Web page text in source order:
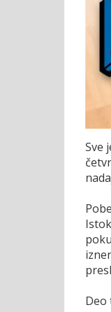
Sve
Deo